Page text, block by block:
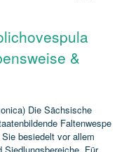
&
Die Sächsische
Faltenwespe
besiedelt vor allem
Siedlungsbereiche. Für